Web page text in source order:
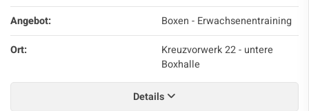
Angebot:
Boxen - Erwachsenentraining
Ort:
Kreuzvorwerk 22 - untere
Boxhalle
Details